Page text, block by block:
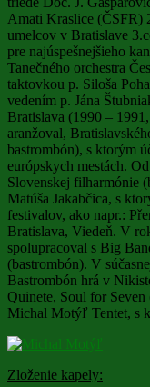
Amati Kraslice (ČSFR)
umelcov v Bratislave
pre najúspešnejšieho
Tanečného orchestra
taktovkou p. Siloša
vedením p. Jána
Bratislava (1990 –
aranžoval,
bastrombón), s ktorým
európskych mestách.
Slovenskej filharmónie
Matúša Jakabčica, s
festivalov, ako napr.:
Bratislava, Viedeň. V
spolupracoval s Big
(bastrombón). V
Bastrombón hrá v
Quinete, Soul for
Michal Motýľ Tentet, s
Zloženie kapely: